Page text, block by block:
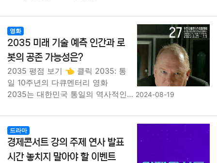
영화
2035 미래 기술 예측 인간과 로
봇의 공존 가능성은?
2035 평점 보기 👈 클릭 2035: 통
일 10주년의 다큐멘터리 영화
2035는 대한민국 통일의 역사적인… 2024-08-19
드라마
경제콘서트 강의 주제 연사 발표
시간 놓치지 말아야 할 이벤트